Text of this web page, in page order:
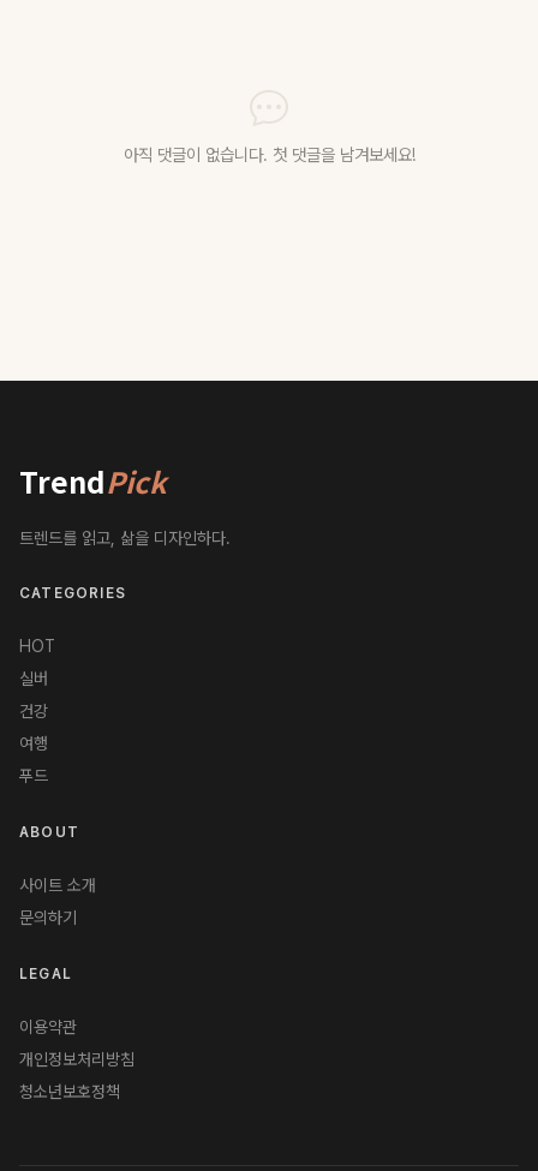
아직 댓글이 없습니다. 첫 댓글을 남겨보세요!
TrendPick
트렌드를 읽고, 삶을 디자인하다.
CATEGORIES
HOT
실버
건강
여행
푸드
ABOUT
사이트 소개
문의하기
LEGAL
이용약관
개인정보처리방침
청소년보호정책